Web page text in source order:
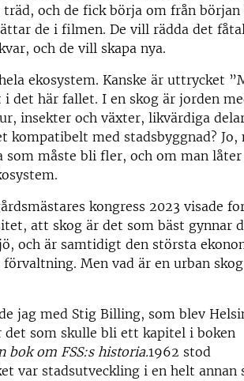
träd, och de fick börja om från
de i filmen. De vill rädda det
och de vill skapa nya.
ekosystem. Kanske är uttrycket
det här fallet. I en skog är jorden
insekter och växter, likvärdiga
kompatibelt med stadsbyggnad? Jo,
som måste bli fler, och om man
kongress 2023 visade
att skog är det som bäst gynnar
och är samtidigt den största
Men vad är en urban skog
jag med Stig Billing, som blev
det som skulle bli ett kapitel i boken
bok om FSS:s historia.1962 stod
var stadsutveckling i en helt annan